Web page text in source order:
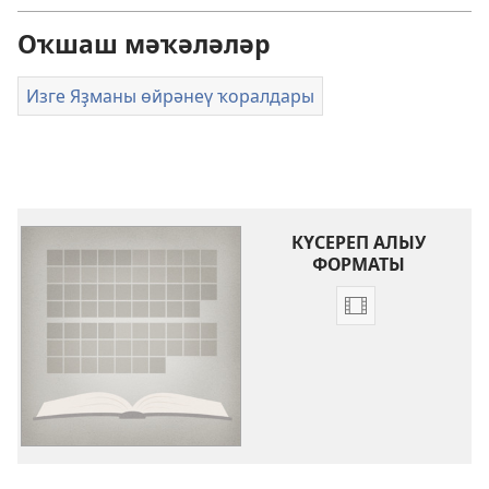
Оҡшаш мәҡәләләр
Изге Яҙманы өйрәнеү ҡоралдары
КҮСЕРЕП АЛЫУ
ФОРМАТЫ